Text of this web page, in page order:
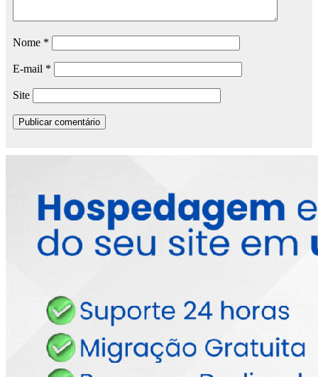
Nome *
E-mail *
Site